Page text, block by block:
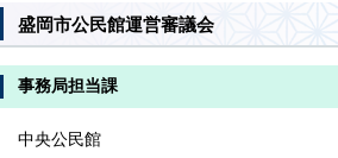
盛岡市公民館運営審議会
事務局担当課
中央公民館